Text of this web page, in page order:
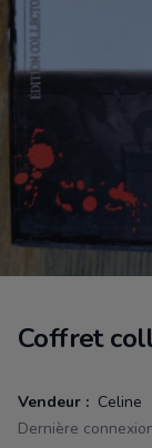
Coffret
Vendeur : Celine
Dernière